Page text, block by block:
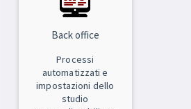
Back office
Processi
automatizzati e
impostazioni dello
studio